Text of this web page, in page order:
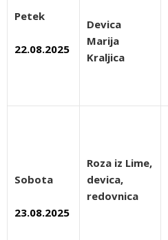
Petek
22.08.2025
Devica
Marija
Kraljica
Sobota
23.08.2025
Roza iz Lime,
devica,
redovnica